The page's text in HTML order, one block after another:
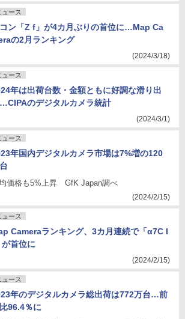
ュース
ン「Z f」が4カ月ぶりの首位に…Map Ca
の2月ランキング
(2024/3/18)
ュース
年は出荷台数・金額ともに好調な滑り出
のデジタルカメラ統計
(2024/3/1)
ュース
年国内デジタルカメラ市場は7%増の120
価格も5%上昇 GfK Japan調べ
(2024/2/15)
ュース
Cameraランキング、3カ月連続で「α7C I
が首位に
(2024/2/15)
ュース
年のデジタルカメラ総出荷は772万台…前
96.4％に